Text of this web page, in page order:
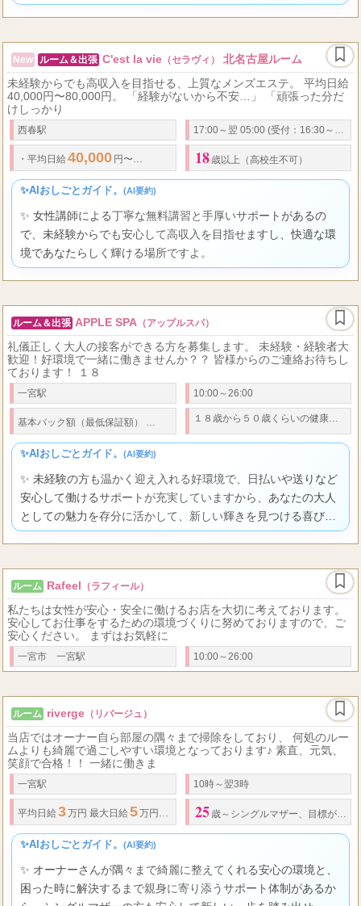
New ルーム＆出張 C'est la vie （セラヴィ）
北名古屋ルーム
未経験からでも高収入を目指せる、上質なメンズエステ。 平均日給
40,000円〜80,000円。 「経験がないから不安…」 「頑張った分だ
けしっかり
西春駅 17:00～翌 05:00 (受付：16:30～翌3:00)
・ 平均日給 40,000 円〜 80,000 最高 75 ％バック可能・
18 歳以上（高校生不可）
✨AIおしごとガイド。 (AI要約)
✨ 女性講師による丁寧な無料講習と手厚いサポートがあるの
で、未経験からでも安心して高収入を目指せますし、快適な環
境であなたらしく輝ける場所ですよ。
ルーム＆出張 APPLE SPA （アップルスパ）
礼儀正しく大人の接客ができる方を募集します。 未経験・経験者大
歓迎！好環境で一緒に働きませんか？？ 皆様からのご連絡お待ちし
ております！ １８
一宮駅 10:00～26:00
基本バック額（最低保証額） 90 分 ８ ,000 円～ 120分1０１８歳から５０歳くらいの健康で明るい女性
✨AIおしごとガイド。 (AI要約)
✨ 未経験の方も温かく迎え入れる好環境で、日払いや送りなど
安心して働けるサポートが充実していますから、あなたの大人
としての魅力を存分に活かして、新しい輝きを見つける喜びを
感じられますよ。
ルーム Rafeel （ラフィール）
私たちは女性が安心・安全に働けるお店を大切に考えております。
安心してお仕事をするための環境づくりに努めておりますので、ご
安心ください。 まずはお気軽に
一宮市 一宮駅 10:00～26:00
ルーム riverge （リバージュ）
当店ではオーナー自ら部屋の隅々まで掃除をしており、 何処のルー
ムよりも綺麗で過ごしやすい環境となっております♪ 素直、元気、
笑顔で合格！！ 一緒に働きま
一宮駅 10時～翌3時
平均日給 3万円 最大日給 5万円以上 ※指名料 ・ オプション料金は全額あなた
25 歳～シングルマザー、目標がある人歓迎
✨AIおしごとガイド。 (AI要約)
✨ オーナーさんが隅々まで綺麗に整えてくれる安心の環境と、
困った時に解決するまで親身に寄り添うサポート体制があるか